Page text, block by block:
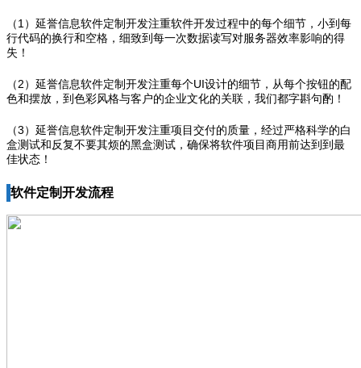
（1）延誉信息软件定制开发注重软件开发过程中的每个细节，小到每
行代码的换行和空格，细致到每一次数据读写对服务器效率影响的得
失！
（2）延誉信息软件定制开发注重每个UI设计的细节，从每个按钮的配
色和摆放，到色彩风格与客户的企业文化的关联，我们都字斟句酌！
（3）延誉信息软件定制开发注重项目交付的质量，经过严格科学的白
盒测试和反复不要其烦的黑盒测试，确保将软件项目商用前达到到最
佳状态！
软件定制开发流程